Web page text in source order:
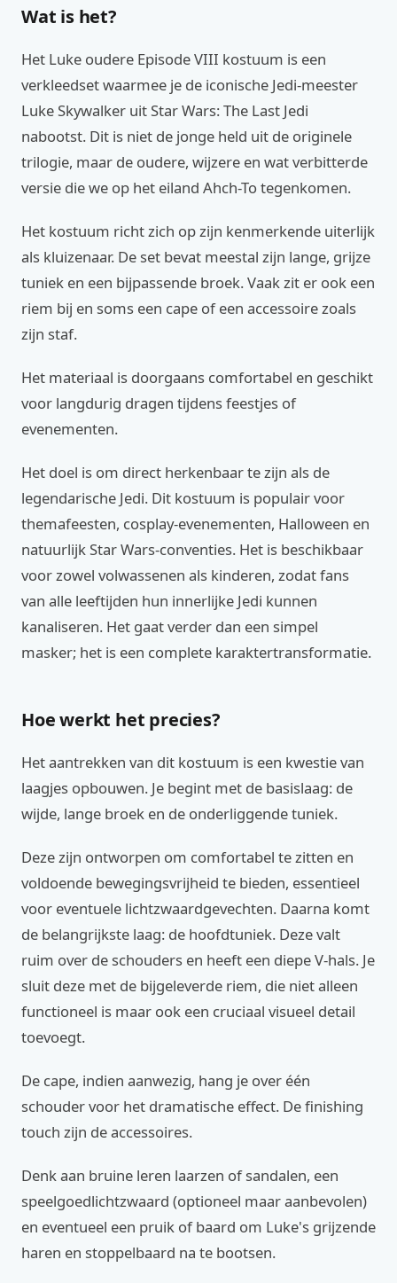
Wat is het?
Het Luke oudere Episode VIII kostuum is een
verkleedset waarmee je de iconische Jedi-meester
Luke Skywalker uit Star Wars: The Last Jedi
nabootst. Dit is niet de jonge held uit de originele
trilogie, maar de oudere, wijzere en wat verbitterde
versie die we op het eiland Ahch-To tegenkomen.
Het kostuum richt zich op zijn kenmerkende uiterlijk
als kluizenaar. De set bevat meestal zijn lange, grijze
tuniek en een bijpassende broek. Vaak zit er ook een
riem bij en soms een cape of een accessoire zoals
zijn staf.
Het materiaal is doorgaans comfortabel en geschikt
voor langdurig dragen tijdens feestjes of
evenementen.
Het doel is om direct herkenbaar te zijn als de
legendarische Jedi. Dit kostuum is populair voor
themafeesten, cosplay-evenementen, Halloween en
natuurlijk Star Wars-conventies. Het is beschikbaar
voor zowel volwassenen als kinderen, zodat fans
van alle leeftijden hun innerlijke Jedi kunnen
kanaliseren. Het gaat verder dan een simpel
masker; het is een complete karaktertransformatie.
Hoe werkt het precies?
Het aantrekken van dit kostuum is een kwestie van
laagjes opbouwen. Je begint met de basislaag: de
wijde, lange broek en de onderliggende tuniek.
Deze zijn ontworpen om comfortabel te zitten en
voldoende bewegingsvrijheid te bieden, essentieel
voor eventuele lichtzwaardgevechten. Daarna komt
de belangrijkste laag: de hoofdtuniek. Deze valt
ruim over de schouders en heeft een diepe V-hals. Je
sluit deze met de bijgeleverde riem, die niet alleen
functioneel is maar ook een cruciaal visueel detail
toevoegt.
De cape, indien aanwezig, hang je over één
schouder voor het dramatische effect. De finishing
touch zijn de accessoires.
Denk aan bruine leren laarzen of sandalen, een
speelgoedlichtzwaard (optioneel maar aanbevolen)
en eventueel een pruik of baard om Luke's grijzende
haren en stoppelbaard na te bootsen.